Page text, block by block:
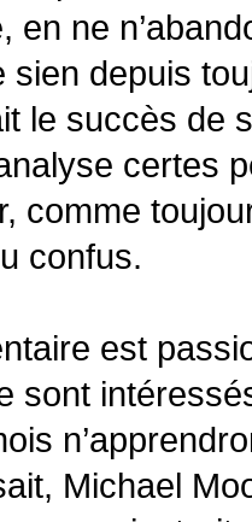
en ne
sien depuis
le succès de
certes
comme
confus.
est
sont
Michael